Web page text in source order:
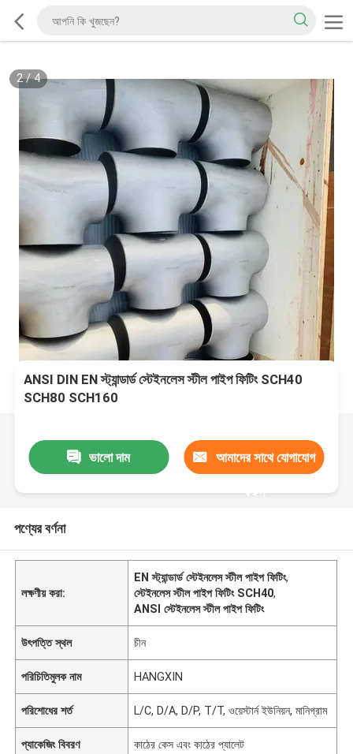
2/4
ANSI DIN EN স্ট্যান্ডার্ড স্টেইনলেস স্টীল পাইপ ফিটিং SCH40
SCH80 SCH160
ভালো দাম আমাদের সাথে যোগাযোগ
করুন
পণ্যের বর্ণনা
লক্ষণীয় করা:
EN স্ট্যান্ডার্ড স্টেইনলেস স্টীল পাইপ ফিটিং,
স্টেইনলেস স্টীল পাইপ ফিটিং SCH40,
ANSI স্টেইনলেস স্টীল পাইপ ফিটিং
উৎপত্তি স্থল চীন
পরিচিতিমুলক নাম HANGXIN
পরিশোধের শর্ত L/C, D/A, D/P, T/T, ওয়েস্টার্ন ইউনিয়ন, মানিগ্রাম
প্যাকেজিং বিবরণ কাঠের কেস এবং কাঠের প্যালেট